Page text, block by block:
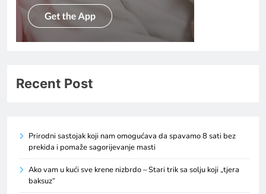
Recent Post
Prirodni sastojak koji nam omogućava da spavamo 8 sati bez
prekida i pomaže sagorijevanje masti
Ako vam u kući sve krene nizbrdo – Stari trik sa solju koji „tjera
baksuz“